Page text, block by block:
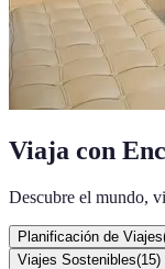
Viaja con
Descubre el mundo,
Planificación de Viajes
Viajes Sostenibles(15)